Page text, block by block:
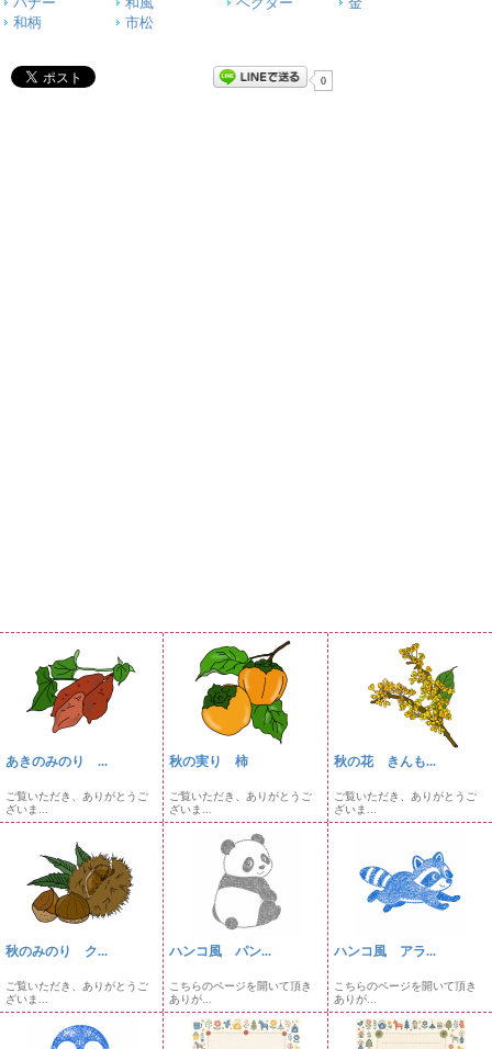
和柄
市松
0
あきのみのり ...
ご覧いただき、ありがとうご
ざいま...
秋の実り 柿
ご覧いただき、ありがとうご
ざいま...
秋の花 きんも...
ご覧いただき、ありがとうご
ざいま...
秋のみのり ク...
ご覧いただき、ありがとうご
ざいま...
ハンコ風 パン...
こちらのページを開いて頂き
ありが...
ハンコ風 アラ...
こちらのページを開いて頂き
ありが...